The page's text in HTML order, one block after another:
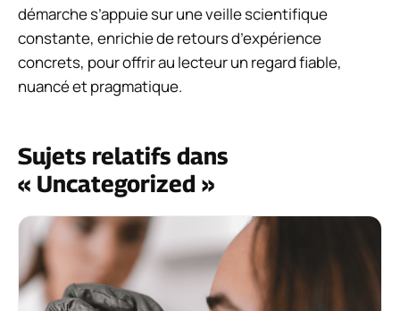
démarche s’appuie sur une veille scientifique
constante, enrichie de retours d’expérience
concrets, pour offrir au lecteur un regard fiable,
nuancé et pragmatique.
Sujets relatifs dans
« Uncategorized »